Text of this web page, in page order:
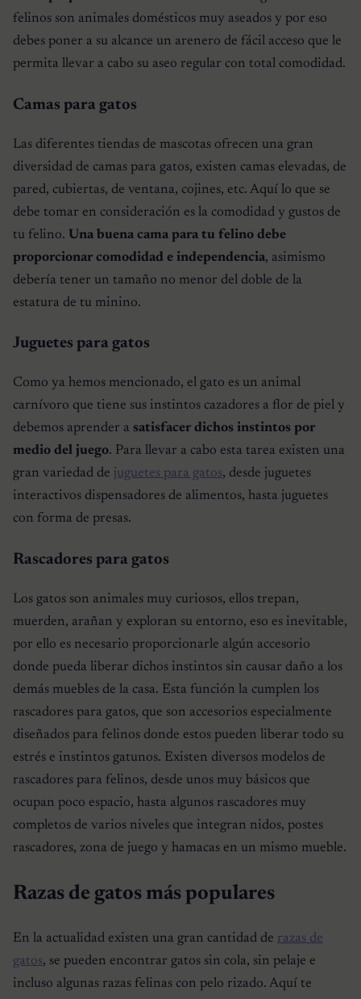
felinos son animales domésticos muy aseados y por eso
debes poner a su alcance un arenero de fácil acceso que le
permita llevar a cabo su aseo regular con total comodidad.
Camas para gatos
Las diferentes tiendas de mascotas ofrecen una gran
diversidad de camas para gatos, existen camas elevadas, de
pared, cubiertas, de ventana, cojines, etc. Aquí lo que se
debe tomar en consideración es la comodidad y gustos de
tu felino. Una buena cama para tu felino debe
proporcionar comodidad e independencia, asimismo
debería tener un tamaño no menor del doble de la
estatura de tu minino.
Juguetes para gatos
Como ya hemos mencionado, el gato es un animal
carnívoro que tiene sus instintos cazadores a flor de piel y
debemos aprender a satisfacer dichos instintos por
medio del juego. Para llevar a cabo esta tarea existen una
gran variedad de juguetes para gatos, desde juguetes
interactivos dispensadores de alimentos, hasta juguetes
con forma de presas.
Rascadores para gatos
Los gatos son animales muy curiosos, ellos trepan,
muerden, arañan y exploran su entorno, eso es inevitable,
por ello es necesario proporcionarle algún accesorio
donde pueda liberar dichos instintos sin causar daño a los
demás muebles de la casa. Esta función la cumplen los
rascadores para gatos, que son accesorios especialmente
diseñados para felinos donde estos pueden liberar todo su
estrés e instintos gatunos. Existen diversos modelos de
rascadores para felinos, desde unos muy básicos que
ocupan poco espacio, hasta algunos rascadores muy
completos de varios niveles que integran nidos, postes
rascadores, zona de juego y hamacas en un mismo mueble.
Razas de gatos más populares
En la actualidad existen una gran cantidad de razas de
gatos, se pueden encontrar gatos sin cola, sin pelaje e
incluso algunas razas felinas con pelo rizado. Aquí te